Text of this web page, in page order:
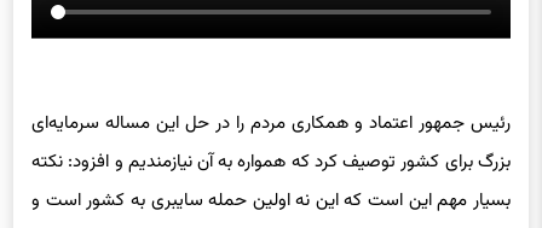
رئیس جمهور اعتماد و همکاری مردم را در حل این مساله سرمایه‌ای
بزرگ برای کشور توصیف کرد که همواره به آن نیازمندیم و افزود: نکته
بسیار مهم این است که این نه اولین حمله سایبری به کشور است و